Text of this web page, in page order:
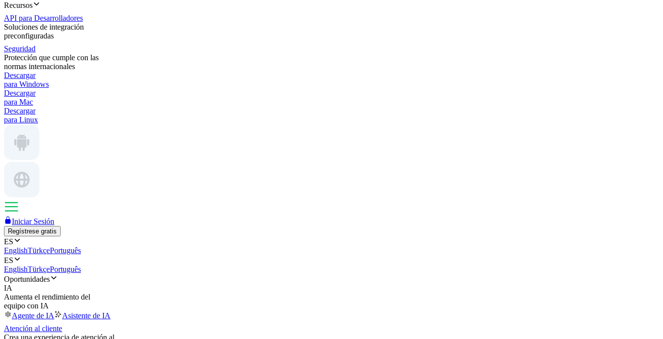
Recursos
API para Desarrolladores
Soluciones de integración
preconfiguradas
Seguridad
Protección que cumple con las
normas internacionales
Descargar
para Windows
Descargar
para Mac
Descargar
para Linux
Iniciar Sesión
Regístrese gratis
ES
EnglishTürkçePortuguês
ES
EnglishTürkçePortuguês
Oportunidades
IA
Aumenta el rendimiento del
equipo con IA
Agente de IA
Asistente de IA
Atención al cliente
Crea una experiencia de atención al